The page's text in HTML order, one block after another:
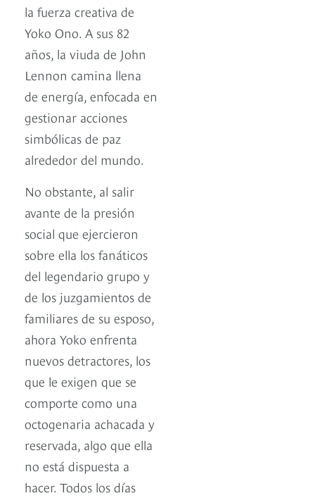
la fuerza creativa de
Yoko Ono. A sus 82
años, la viuda de John
Lennon camina llena
de energía, enfocada en
gestionar acciones
simbólicas de paz
alrededor del mundo.
No obstante, al salir
avante de la presión
social que ejercieron
sobre ella los fanáticos
del legendario grupo y
de los juzgamientos de
familiares de su esposo,
ahora Yoko enfrenta
nuevos detractores, los
que le exigen que se
comporte como una
octogenaria achacada y
reservada, algo que ella
no está dispuesta a
hacer. Todos los días